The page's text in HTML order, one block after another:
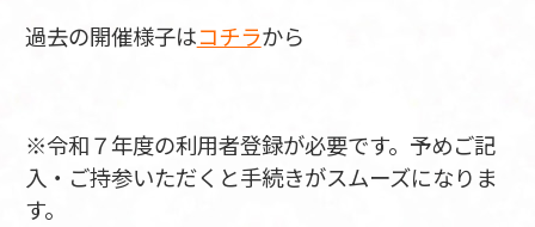
過去の開催様子はコチラから
※令和７年度の利用者登録が必要です。予めご記
入・ご持参いただくと手続きがスムーズになりま
す。